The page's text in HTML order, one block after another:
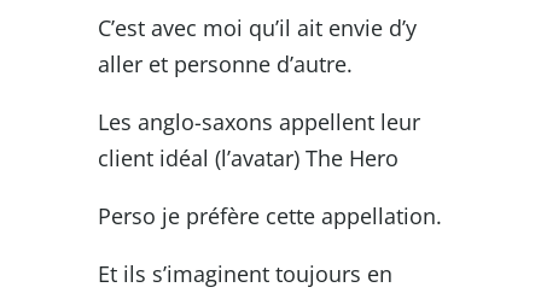
C’est avec moi qu’il ait envie d’y
aller et personne d’autre.
Les anglo-saxons appellent leur
client idéal (l’avatar) The Hero
Perso je préfère cette appellation.
Et ils s’imaginent toujours en